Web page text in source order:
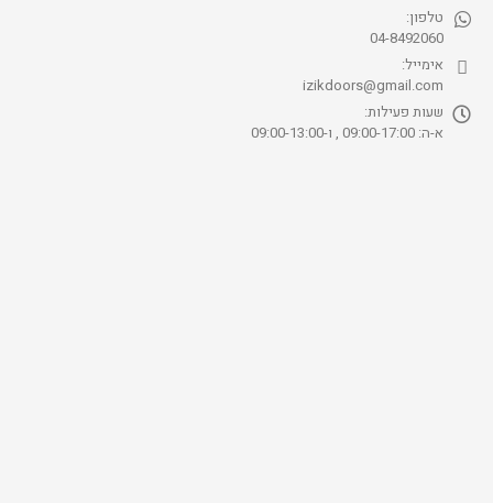
טלפון:
04-8492060
אימייל:
izikdoors@gmail.com
שעות פעילות:
א-ה: 09:00-17:00 , ו-09:00-13:00